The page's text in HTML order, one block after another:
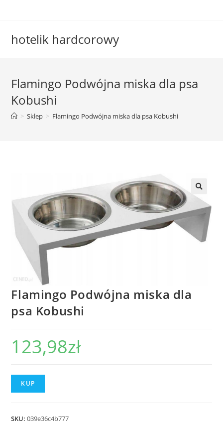
hotelik hardcorowy
Flamingo Podwójna miska dla psa
Kobushi
> Sklep > Flamingo Podwójna miska dla psa Kobushi
Flamingo Podwójna miska dla
psa Kobushi
123,98zł
KUP
SKU:039e36c4b777